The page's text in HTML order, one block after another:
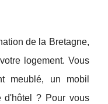
de la Bretagne,
logement. Vous
meublé, un mobil
d'hôtel ? Pour vous